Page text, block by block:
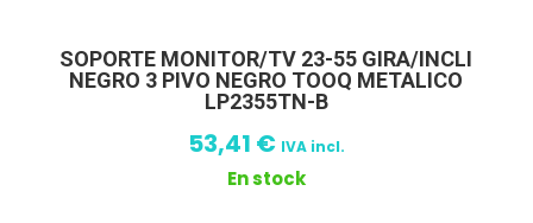
SOPORTE MONITOR/TV 23-55 GIRA/INCLI
NEGRO 3 PIVO NEGRO TOOQ METALICO
LP2355TN-B
53,41 € IVA incl.
En stock